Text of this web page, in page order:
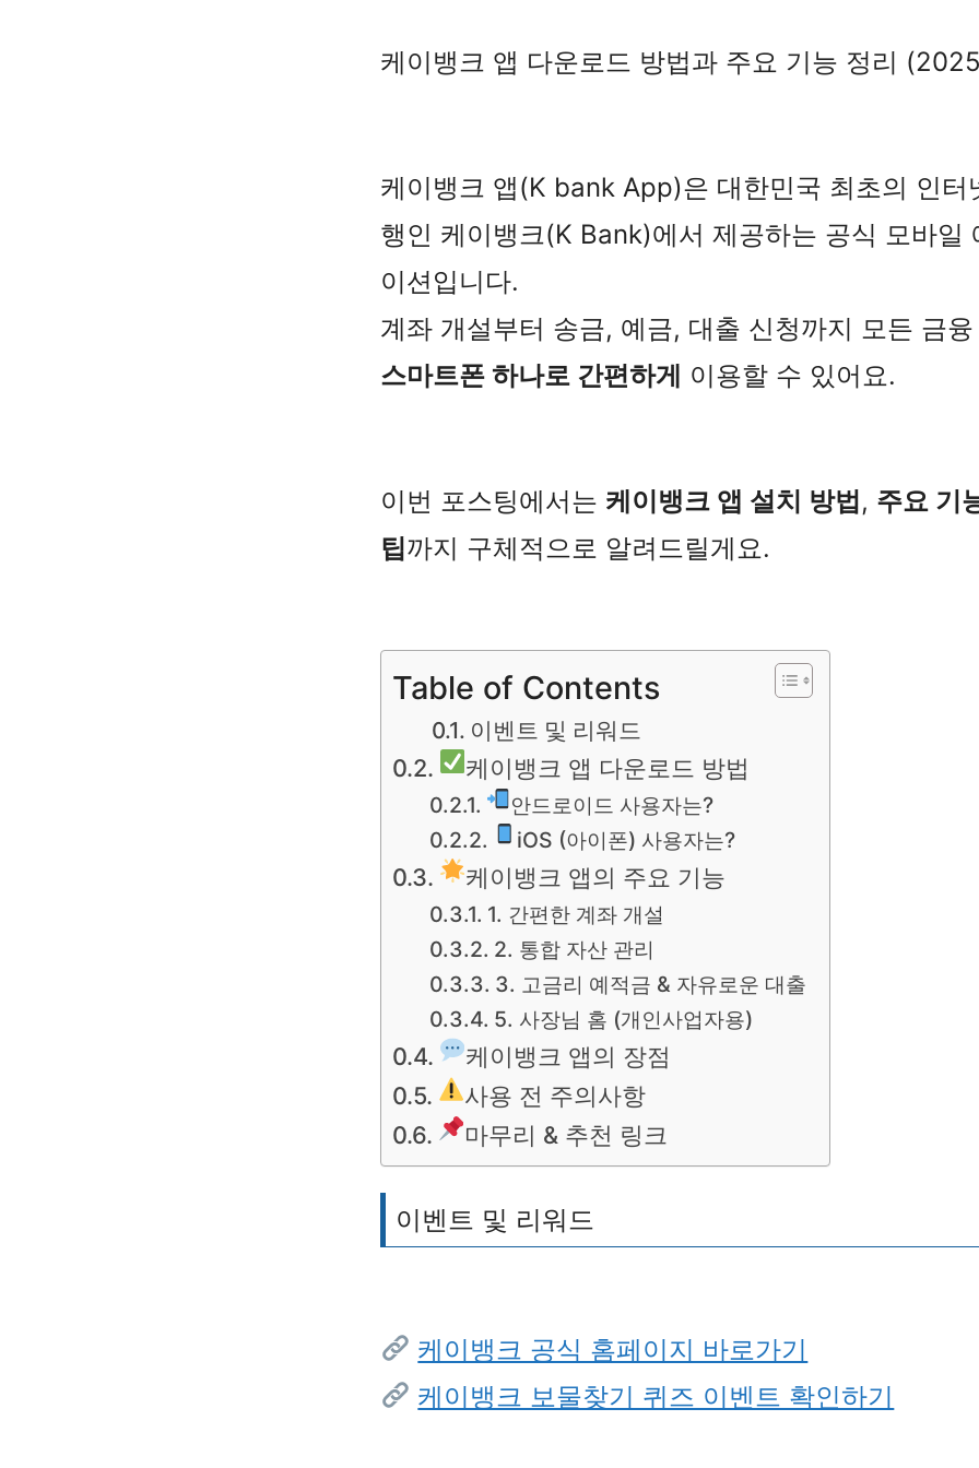
케이뱅크 앱 다운로드 방법과 주요 기능 정리
케이뱅크 앱(K bank App)은 대한민국 최초의 인터
행인 케이뱅크(K Bank)에서 제공하는 공식 모바일
이션입니다.
계좌 개설부터 송금, 예금, 대출 신청까지 모든 금
스마트폰 하나로 간편하게 이용할 수 있어요.
이번 포스팅에서는 케이뱅크 앱 설치 방법 , 주요 기
팁까지 구체적으로 알려드릴게요.
Table of Contents
이벤트 및 리워드
케이뱅크 앱 다운로드 방법
안드로이드 사용자는?
iOS (아이폰) 사용자는?
케이뱅크 앱의 주요 기능
1. 간편한 계좌 개설
2. 통합 자산 관리
3. 고금리 예적금 & 자유로운 대출
5. 사장님 홈 (개인사업자용)
케이뱅크 앱의 장점
사용 전 주의사항
마무리 & 추천 링크
이벤트 및 리워드
케이뱅크 공식 홈페이지 바로가기
케이뱅크 보물찾기 퀴즈 이벤트 확인하기